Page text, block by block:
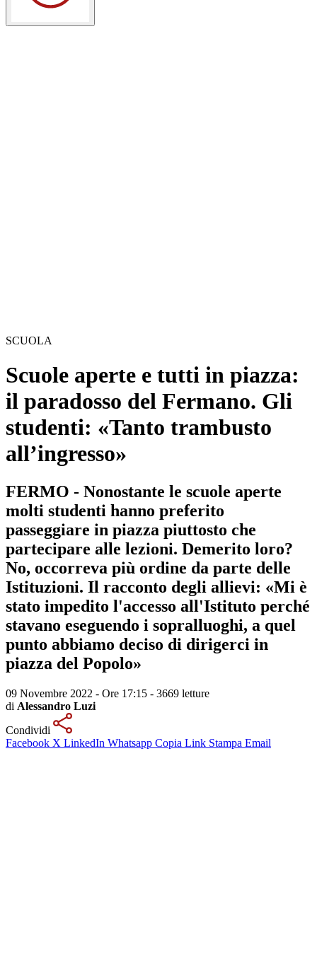
SCUOLA
Scuole aperte e tutti in piazza:
il paradosso del Fermano. Gli
studenti: «Tanto trambusto
all’ingresso»
FERMO - Nonostante le scuole aperte
molti studenti hanno preferito
passeggiare in piazza piuttosto che
partecipare alle lezioni. Demerito loro?
No, occorreva più ordine da parte delle
Istituzioni. Il racconto degli allievi: «Mi è
stato impedito l'accesso all'Istituto perché
stavano eseguendo i sopralluoghi, a quel
punto abbiamo deciso di dirigerci in
piazza del Popolo»
09 Novembre 2022 - Ore 17:15 - 3669 letture
di Alessandro Luzi
Condividi
Facebook X LinkedIn Whatsapp Copia Link Stampa Email